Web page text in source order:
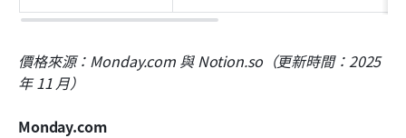
價格來源：Monday.com 與 Notion.so（更新時間：2025
年 11 月）
Monday.com